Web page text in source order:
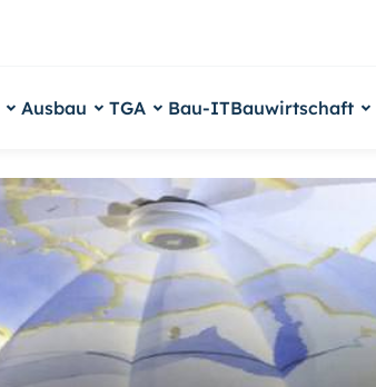
Ausbau TGA Bau-ITBauwirtschaft